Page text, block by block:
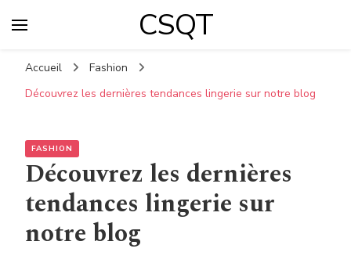
CSQT
Accueil
Fashion
Découvrez les dernières tendances lingerie sur notre blog
FASHION
Découvrez les dernières
tendances lingerie sur
notre blog